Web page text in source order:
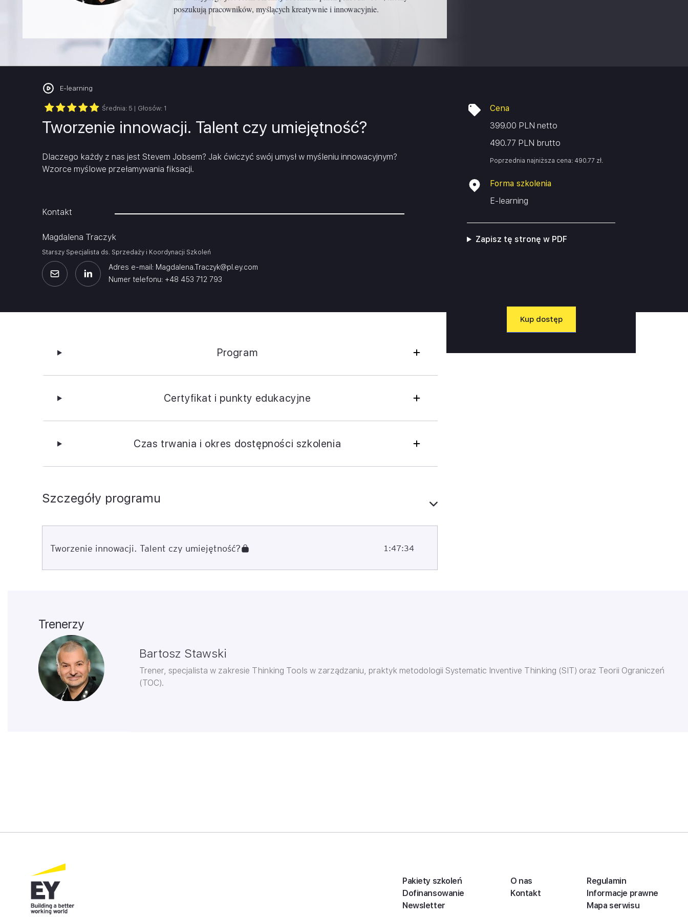
Project Management
Sprzedaż i negocjacje
poszukują pracowników, myślących kreatywnie i innowacyjnie.
E-learning
Średnia: 5 | Głosów: 1
Tworzenie innowacji. Talent czy umiejętność?
Dlaczego każdy z nas jest Stevem Jobsem? Jak ćwiczyć swój umysł w myśleniu innowacyjnym?
Wzorce myślowe przełamywania fiksacji.
Kontakt
Magdalena Traczyk
Starszy Specjalista ds. Sprzedaży i Koordynacji Szkoleń
Adres e-mail: Magdalena.Traczyk@pl.ey.com
Numer telefonu: +48 453 712 793
Cena
399.00 PLN netto
490.77 PLN brutto
Poprzednia najniższa cena: 490.77 zł.
Forma szkolenia
E-learning
Zapisz tę stronę w PDF
Kup dostęp
Program
Certyfikat i punkty edukacyjne
Czas trwania i okres dostępności szkolenia
Szczegóły programu
Tworzenie innowacji. Talent czy umiejętność? 1:47:34
Trenerzy
Bartosz Stawski
Trener, specjalista w zakresie Thinking Tools w zarządzaniu, praktyk metodologii Systematic Inventive Thinking (SIT) oraz Teorii Ograniczeń
(TOC).
Pakiety szkoleń
Dofinansowanie
Newsletter
O nas
Kontakt
Regulamin
Informacje prawne
Mapa serwisu